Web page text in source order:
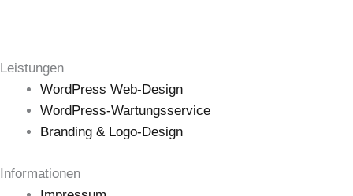
Leistungen
WordPress Web-Design
WordPress-Wartungsservice
Branding & Logo-Design
Informationen